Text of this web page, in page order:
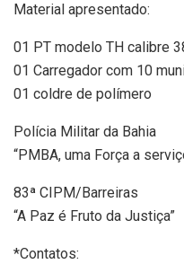
Material apresentado:
01 PT modelo TH calibre
01 Carregador com 10
01 coldre de polímero
Polícia Militar da Bahia
“PMBA, uma Força a
83ª CIPM/Barreiras
“A Paz é Fruto da Justiça”
*Contatos: